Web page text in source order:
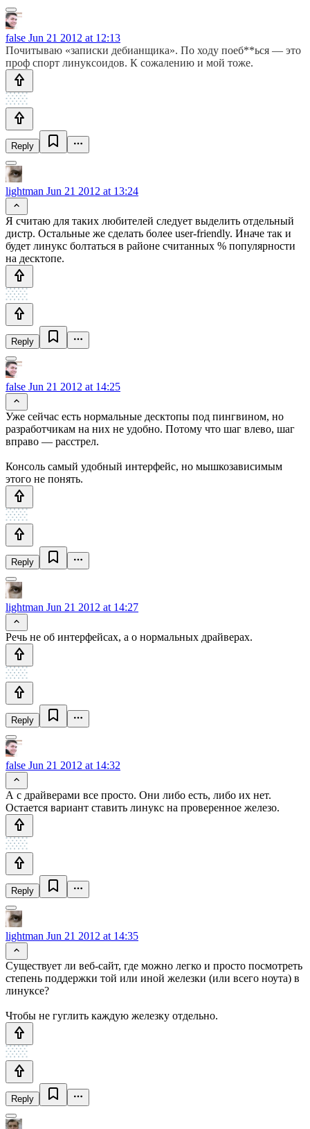
false Jun 21 2012 at 12:13
Почитываю «записки дебианщика». По ходу поеб**ься — это
проф спорт линуксоидов. К сожалению и мой тоже.
Reply
lightman Jun 21 2012 at 13:24
Я считаю для таких любителей следует выделить отдельный
дистр. Остальные же сделать более user-friendly. Иначе так и
будет линукс болтаться в районе считанных % популярности
на десктопе.
Reply
false Jun 21 2012 at 14:25
Уже сейчас есть нормальные десктопы под пингвином, но
разработчикам на них не удобно. Потому что шаг влево, шаг
вправо — расстрел.
Консоль самый удобный интерфейс, но мышкозависимым
этого не понять.
Reply
lightman Jun 21 2012 at 14:27
Речь не об интерфейсах, а о нормальных драйверах.
Reply
false Jun 21 2012 at 14:32
А с драйверами все просто. Они либо есть, либо их нет.
Остается вариант ставить линукс на проверенное железо.
Reply
lightman Jun 21 2012 at 14:35
Существует ли веб-сайт, где можно легко и просто посмотреть
степень поддержки той или иной железки (или всего ноута) в
линуксе?
Чтобы не гуглить каждую железку отдельно.
Reply